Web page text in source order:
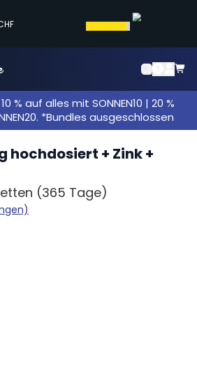
% auf alles mit SONNEN10 | 20 %
*Bundles ausgeschlossen
hochdosiert + Zink +
(365 Tage)